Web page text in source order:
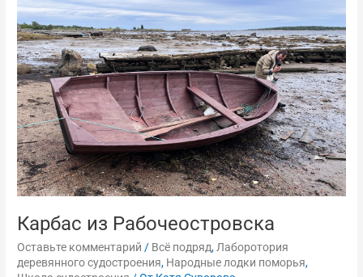
Карбас из Рабочеостровска
Оставьте комментарий / Всё подряд, Лаборотория
деревянного судостроения, Народные лодки поморья,